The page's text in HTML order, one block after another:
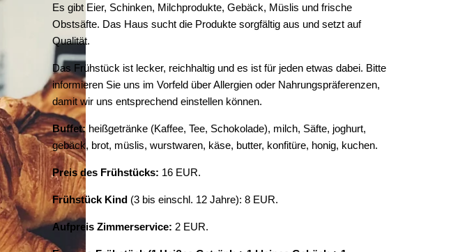
Es gibt Eier, Schinken, Milchprodukte, Gebäck, Müslis und frische
Obstsäfte. Das Haus sucht die Produkte sorgfältig aus und setzt auf
Qualität.
Das Frühstück ist lecker, reichhaltig und es ist für jeden etwas dabei. Bitte
informieren Sie uns im Vorfeld über Allergien oder Nahrungspräferenzen,
damit wir uns entsprechend einstellen können.
Buffet: heißgetränke (Kaffee, Tee, Schokolade), milch, Säfte, joghurt,
gebäck, brot, müslis, wurstwaren, käse, butter, konfitüre, honig, kuchen.
Preis des Frühstücks: 16 EUR.
Frühstück Kind (3 bis einschl. 12 Jahre): 8 EUR.
Aufpreis Zimmerservice: 2 EUR.
Telefon *
Startdatum : E-Mail *
Nachricht